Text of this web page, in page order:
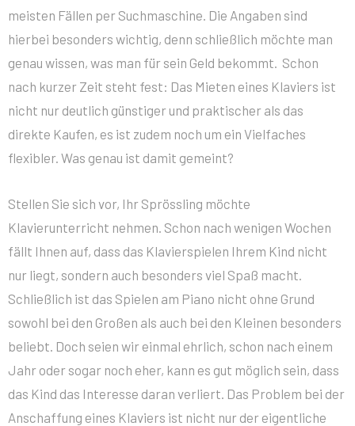
meisten Fällen per Suchmaschine. Die Angaben sind
hierbei besonders wichtig, denn schließlich möchte man
genau wissen, was man für sein Geld bekommt. Schon
nach kurzer Zeit steht fest: Das Mieten eines Klaviers ist
nicht nur deutlich günstiger und praktischer als das
direkte Kaufen, es ist zudem noch um ein Vielfaches
flexibler. Was genau ist damit gemeint?
Stellen Sie sich vor, Ihr Sprössling möchte
Klavierunterricht nehmen. Schon nach wenigen Wochen
fällt Ihnen auf, dass das Klavierspielen Ihrem Kind nicht
nur liegt, sondern auch besonders viel Spaß macht.
Schließlich ist das Spielen am Piano nicht ohne Grund
sowohl bei den Großen als auch bei den Kleinen besonders
beliebt. Doch seien wir einmal ehrlich, schon nach einem
Jahr oder sogar noch eher, kann es gut möglich sein, dass
das Kind das Interesse daran verliert. Das Problem bei der
Anschaffung eines Klaviers ist nicht nur der eigentliche